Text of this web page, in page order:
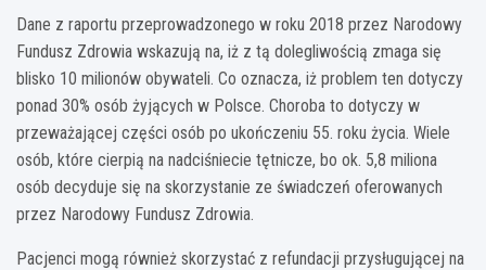
Dane z raportu przeprowadzonego w roku 2018 przez Narodowy
Fundusz Zdrowia wskazują na, iż z tą dolegliwością zmaga się
blisko 10 milionów obywateli. Co oznacza, iż problem ten dotyczy
ponad 30% osób żyjących w Polsce. Choroba to dotyczy w
przeważającej części osób po ukończeniu 55. roku życia. Wiele
osób, które cierpią na nadciśniecie tętnicze, bo ok. 5,8 miliona
osób decyduje się na skorzystanie ze świadczeń oferowanych
przez Narodowy Fundusz Zdrowia.
Pacjenci mogą również skorzystać z refundacji przysługującej na